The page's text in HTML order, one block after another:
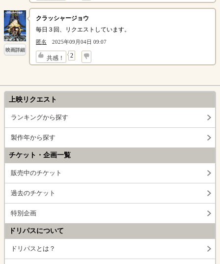
映画詳細
クラッシャージョウ
毎日３回、リクエストしています。
匿名 2025年09月04日 09:07
共感！ 2
↓
上映リクエスト
ランキングから探す
製作年から探す
チケット・企画一覧
販売中のチケット
過去のチケット
特別企画
ドリパスについて
ドリパスとは？